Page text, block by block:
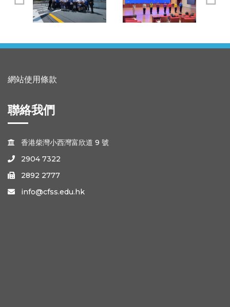
網站使用條款
聯絡我們
 香港柴灣小西灣富欣道 9 號
 2904 7322
 2892 2777
 info@cfss.edu.hk